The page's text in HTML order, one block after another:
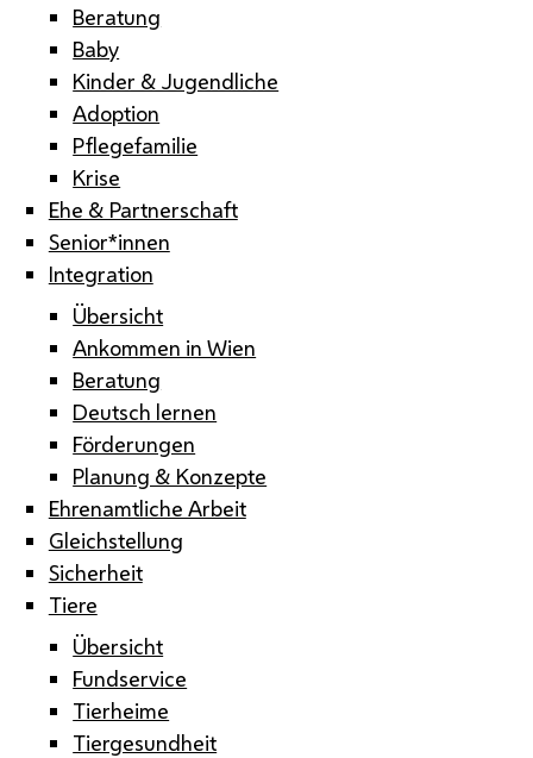
Beratung
Baby
Kinder & Jugendliche
Adoption
Pflegefamilie
Krise
Ehe & Partnerschaft
Senior*innen
Integration
Übersicht
Ankommen in Wien
Beratung
Deutsch lernen
Förderungen
Planung & Konzepte
Ehrenamtliche Arbeit
Gleichstellung
Sicherheit
Tiere
Übersicht
Fundservice
Tierheime
Tiergesundheit